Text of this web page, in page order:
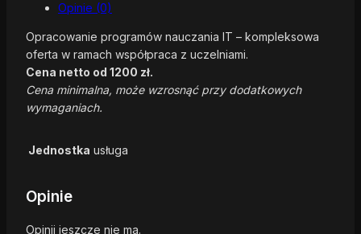
Opinie (0)
Opracowanie programów nauczania IT – kompleksowa
oferta w ramach współpraca z uczelniami.
Cena netto od 1200 zł.
Cena minimalna, może wzrosnąć przy dodatkowych
wymaganiach.
Jednostka usługa
Opinie
Opinii jeszcze nie ma.